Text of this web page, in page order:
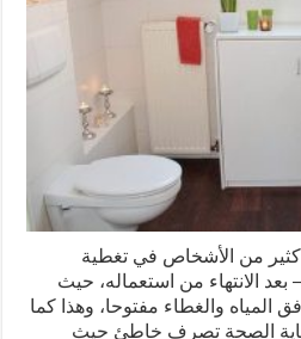
كثير من الأشخاص في تغطية
الانتهاء من استعماله، حيث
والغطاء مفتوحا، وهذا كما
الصحة تصرف خاطئ حيث